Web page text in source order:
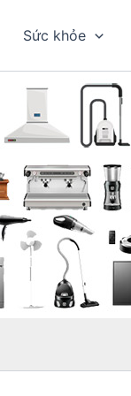
Sức khỏe